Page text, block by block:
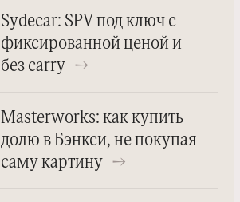
Sydecar: SPV под ключ с
фиксированной ценой и
без carry →
Masterworks: как купить
долю в Бэнкси, не покупая
саму картину →